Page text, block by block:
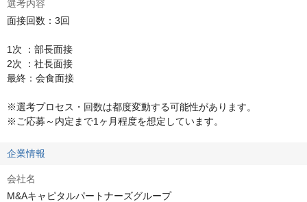
選考内容
面接回数：3回
1次 ：部長面接
2次 ：社長面接
最終：会食面接
※選考プロセス・回数は都度変動する可能性があります。
※ご応募～内定まで1ヶ月程度を想定しています。
企業情報
会社名
M&Aキャピタルパートナーズグループ